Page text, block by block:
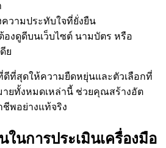
ความประทับใจที่ยั่งยืน
องดูดีบนเว็บไซต์ นามบัตร หรือ
ย
ดีที่สุดให้ความยืดหยุ่นและตัวเลือกที่
ายทั้งหมดเหล่านี้ ช่วยคุณสร้างอัต
พอย่างแท้จริง
นการประเมินเครื่องมือ